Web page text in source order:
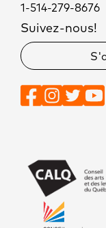
1-514-279-8676
Suivez-nous!